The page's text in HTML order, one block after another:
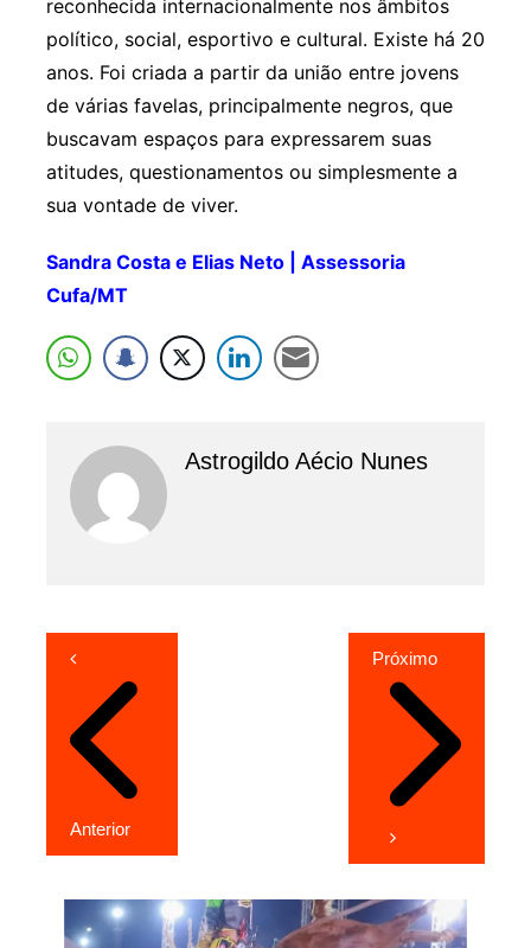
reconhecida internacionalmente nos âmbitos
político, social, esportivo e cultural. Existe há 20
anos. Foi criada a partir da união entre jovens
de várias favelas, principalmente negros, que
buscavam espaços para expressarem suas
atitudes, questionamentos ou simplesmente a
sua vontade de viver.
Sandra Costa e Elias Neto | Assessoria
Cufa/MT
Astrogildo Aécio Nunes
Navegação
Post
Anterior
Próximo